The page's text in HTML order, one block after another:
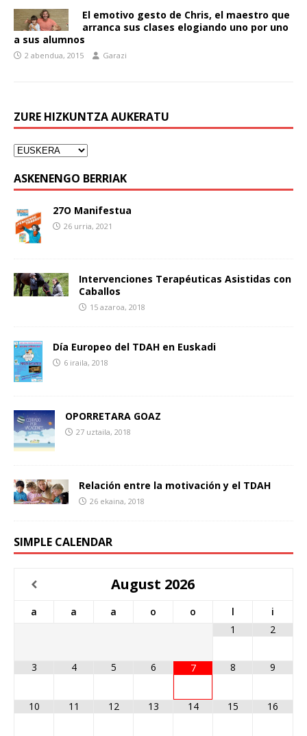
El emotivo gesto de Chris, el maestro que
arranca sus clases elogiando uno por uno
a sus alumnos
2 abendua, 2015 Garazi
ZURE HIZKUNTZA AUKERATU
ASKENENGO BERRIAK
27O Manifestua
26 urria, 2021
Intervenciones Terapéuticas Asistidas con
Caballos
15 azaroa, 2018
Día Europeo del TDAH en Euskadi
6 iraila, 2018
OPORRETARA GOAZ
27 uztaila, 2018
Relación entre la motivación y el TDAH
26 ekaina, 2018
SIMPLE CALENDAR
August 2026
a a a o o l
i
1
2
3 4 5 6 7 8 9
10 11 12 13 14 15 16